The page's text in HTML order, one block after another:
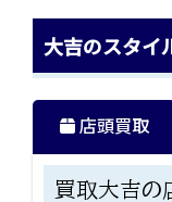
大吉のスタイ
店頭買取
買取大吉の